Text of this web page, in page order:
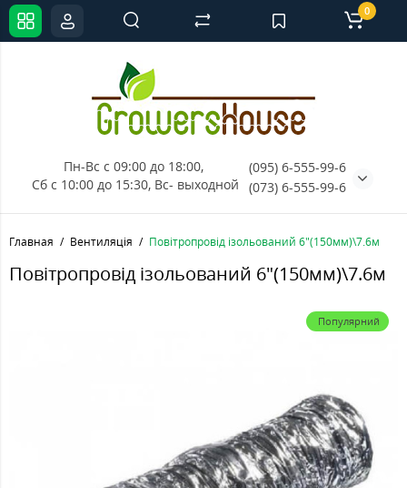
Пн-Вс с 09:00 до 18:00,
Сб с 10:00 до 15:30, Вс- выходной
(095) 6-555-99-6
(073) 6-555-99-6
0
Главная Вентиляція Повітропровід ізольований 6"(150мм)\7.6м
Повітропровід ізольований 6"(150мм)\7.6м
Популярний